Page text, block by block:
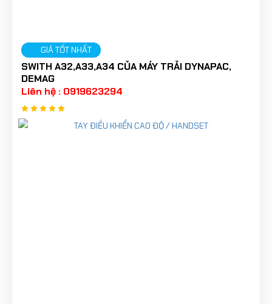
GIÁ TỐT NHẤT
SWITH A32,A33,A34 CỦA MÁY TRẢI DYNAPAC,
DEMAG
Liên hệ : 0919623294